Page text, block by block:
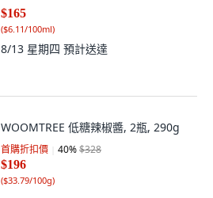
$165
($6.11/100ml)
8/13 星期四 預計送達
WOOMTREE 低糖辣椒醬, 2瓶, 290g
首購折扣價 40%$328
$196
($33.79/100g)